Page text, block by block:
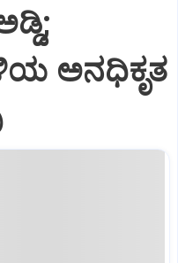
ಅನಧಿಕೃತ